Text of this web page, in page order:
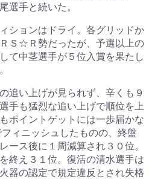
選手と続いた。
ションはドライ。各グリッドか
Ｓ☆Ｒ勢だったが、予選以上の
て中茎選手が５位入賞を果たし
追い上げが見られず、辛くも９
手も猛烈な追い上げで順位を上
ポイントゲットには一歩届かな
ィニッシュしたものの、終盤
ース後に１周減算され３０位。
終え３１位。復活の清水選手は
器の認定で規定違反とされ失格